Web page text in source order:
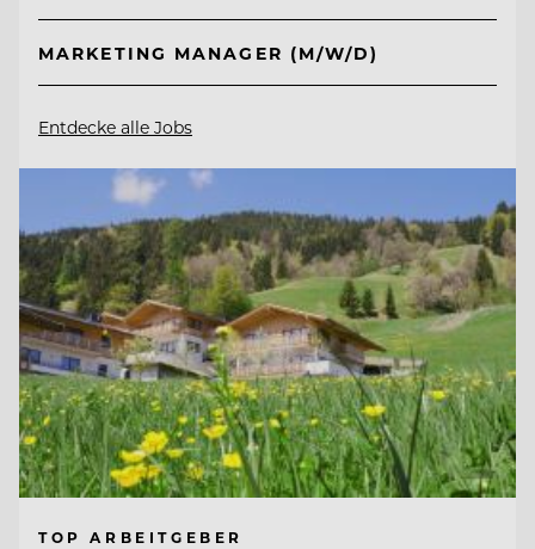
MARKETING MANAGER (M/W/D)
Entdecke alle Jobs
TOP ARBEITGEBER